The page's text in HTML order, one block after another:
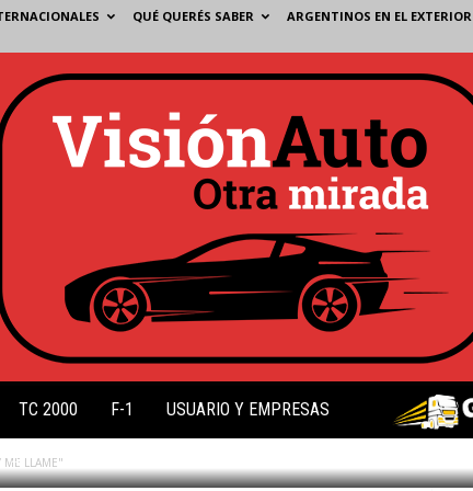
QUÉ QUERÉS SABER ARGENTINOS EN EL EXTERIOR
TC 2000 F-1 USUARIO Y EMPRESAS
ME LLAME"
LLAME"
4